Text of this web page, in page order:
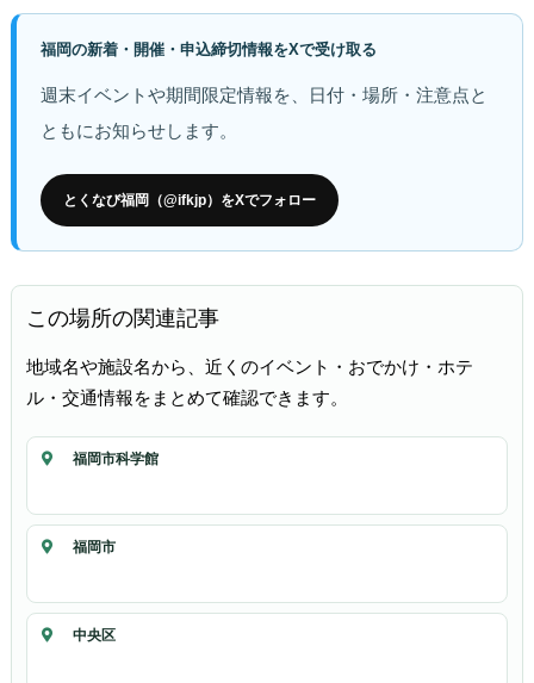
福岡の新着・開催・申込締切情報をXで受け取る
週末イベントや期間限定情報を、日付・場所・注意点と
ともにお知らせします。
とくなび福岡（@ifkjp）をXでフォロー
この場所の関連記事
地域名や施設名から、近くのイベント・おでかけ・ホテ
ル・交通情報をまとめて確認できます。
福岡市科学館
福岡市
中央区